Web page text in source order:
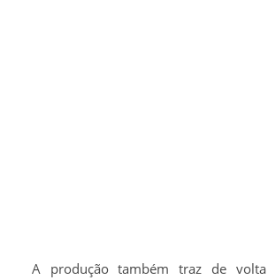
A produção também traz de volta